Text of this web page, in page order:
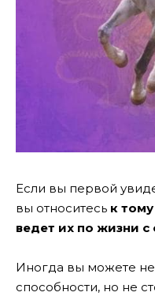
Если вы первой
вы относитесь к
ведет их по жизни
Иногда вы можете
способности, но не